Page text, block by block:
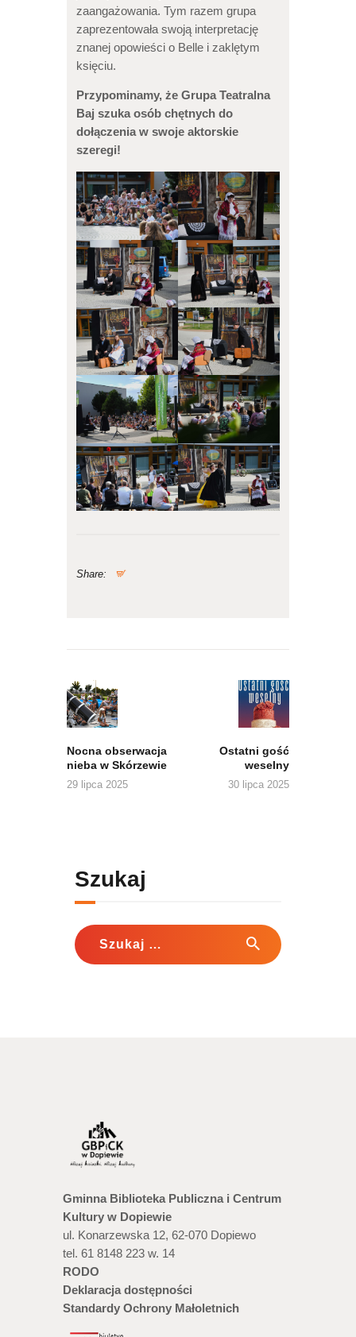
zaangażowania. Tym razem grupa
zaprezentowała swoją interpretację
znanej opowieści o Belle i zaklętym
księciu.
Przypominamy, że Grupa Teatralna
Baj szuka osób chętnych do
dołączenia w swoje aktorskie
szeregi!
Share:
wpisu
Nocna obserwacja
nieba w Skórzewie
29 lipca 2025
Ostatni gość
weselny
30 lipca 2025
Szukaj
Szukaj:
Gminna Biblioteka Publiczna i Centrum
Kultury w Dopiewie
ul. Konarzewska 12, 62-070 Dopiewo
tel. 61 8148 223 w. 14
RODO
Deklaracja dostępności
Standardy Ochrony Małoletnich